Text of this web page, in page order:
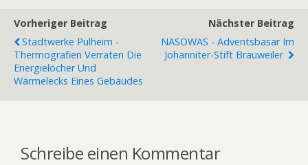
Vorheriger Beitrag
Stadtwerke Pulheim -
Thermografien Verraten Die
Energielöcher Und
Wärmelecks Eines Gebäudes
Nächster Beitrag
NASOWAS - Adventsbasar Im
Johanniter-Stift Brauweiler
Schreibe einen Kommentar